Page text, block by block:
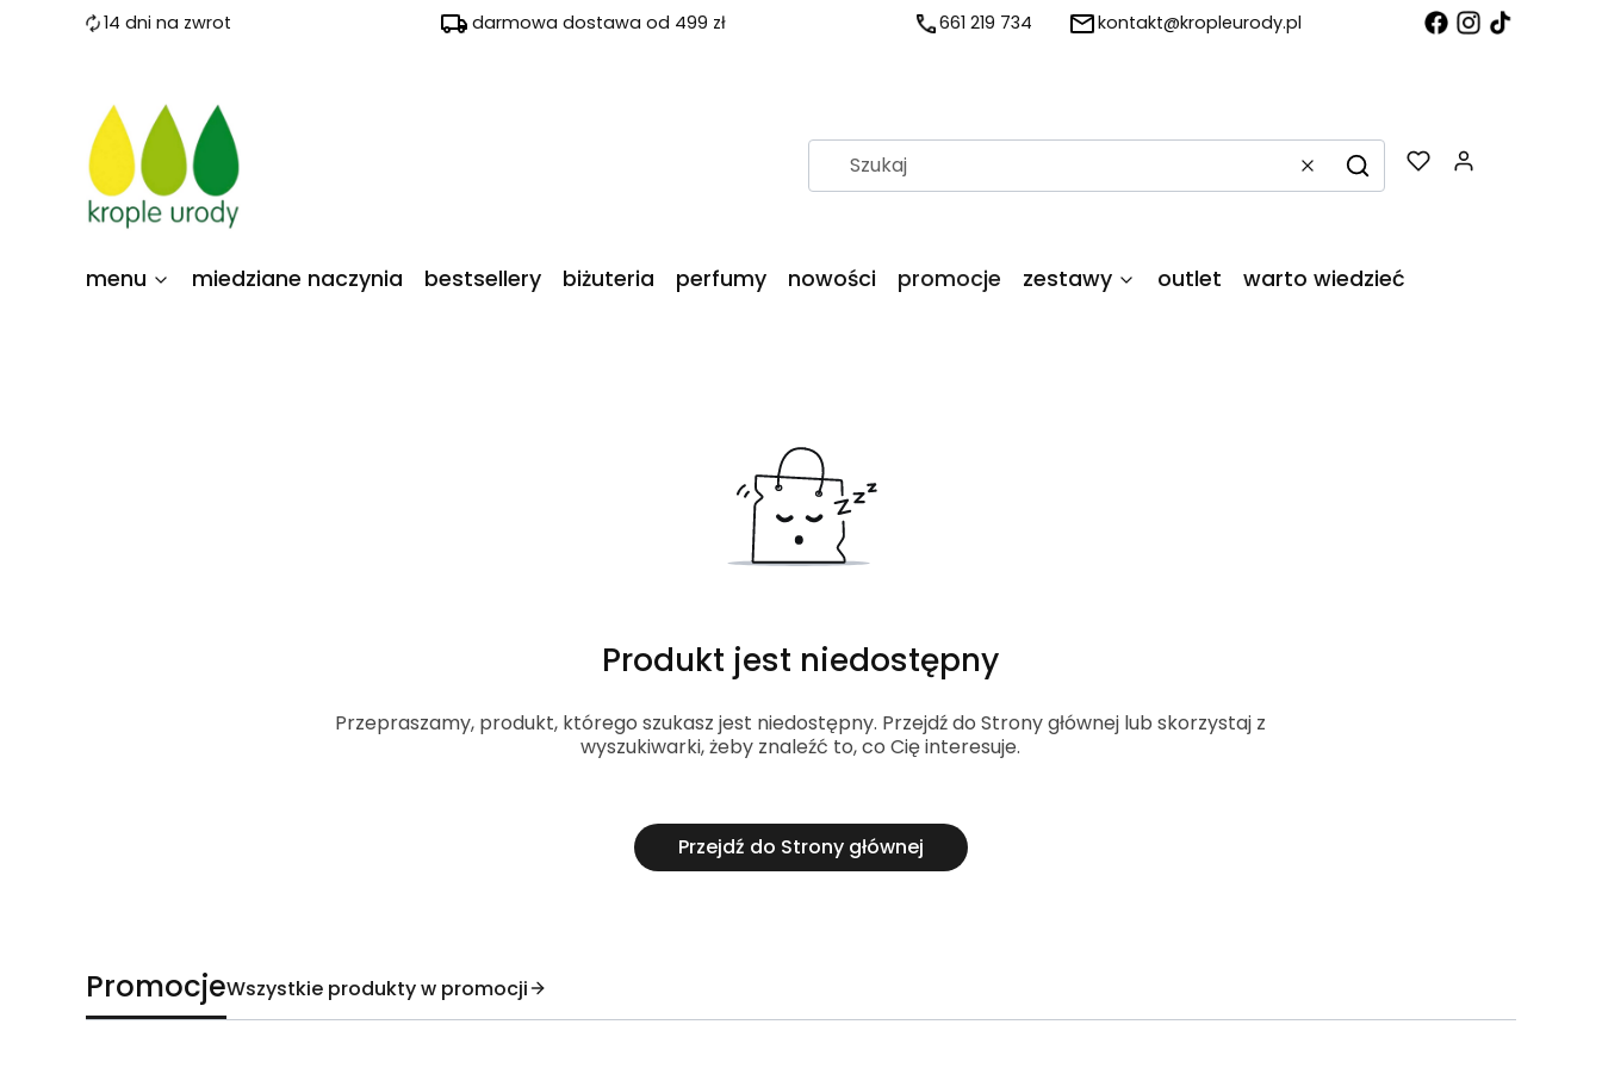
14 dni na zwrot darmowa dostawa od 499 zł 661 219 734 kontakt@kropleurody.pl
WyczyśćSzukaj
menu miedziane naczynia bestsellery biżuteria perfumy nowości promocje zestawy outlet warto wiedzieć
Produkt jest niedostępny
Przepraszamy, produkt, którego szukasz jest niedostępny. Przejdź do Strony głównej lub skorzystaj z
wyszukiwarki, żeby znaleźć to, co Cię interesuje.
Przejdź do Strony głównej
PromocjeWszystkie produkty w promocji